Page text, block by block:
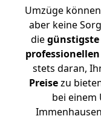
Umzüge
aber keine
diegünstigste
stets daran,
Preisezu
bei einem